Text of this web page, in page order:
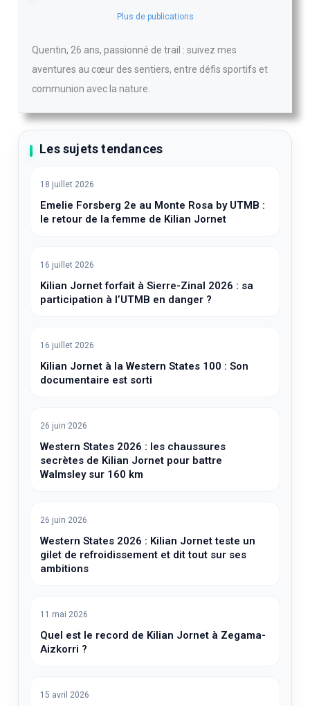
Plus de publications
Quentin, 26 ans, passionné de trail : suivez mes
aventures au cœur des sentiers, entre défis sportifs et
communion avec la nature.
Les sujets tendances
18 juillet 2026
Emelie Forsberg 2e au Monte Rosa by UTMB :
le retour de la femme de Kilian Jornet
16 juillet 2026
Kilian Jornet forfait à Sierre-Zinal 2026 : sa
participation à l’UTMB en danger ?
16 juillet 2026
Kilian Jornet à la Western States 100 : Son
documentaire est sorti
26 juin 2026
Western States 2026 : les chaussures
secrètes de Kilian Jornet pour battre
Walmsley sur 160 km
26 juin 2026
Western States 2026 : Kilian Jornet teste un
gilet de refroidissement et dit tout sur ses
ambitions
11 mai 2026
Quel est le record de Kilian Jornet à Zegama-
Aizkorri ?
15 avril 2026